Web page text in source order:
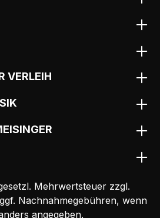
VERLEIH
Mehrwertsteuer zzgl.
Nachnahmegebühren, wenn
angegeben.